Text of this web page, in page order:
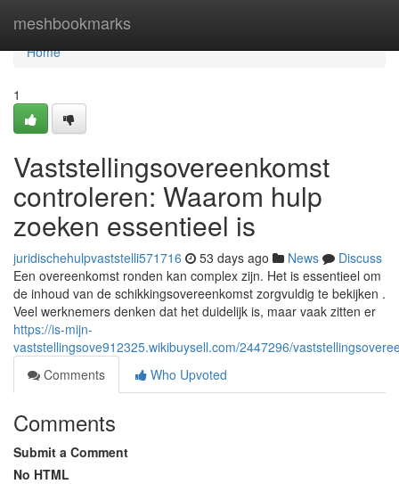
meshbookmarks
Home
Home
1
Vaststellingsovereenkomst
controleren: Waarom hulp
zoeken essentieel is
juridischehulpvaststelli571716 53 days ago News
Discuss
Een overeenkomst ronden kan complex zijn. Het is essentieel om
de inhoud van de schikkingsovereenkomst zorgvuldig te bekijken .
Veel werknemers denken dat het duidelijk is, maar vaak zitten er
https://is-mijn-
vaststellingsove912325.wikibuysell.com/2447296/
Comments
Who Upvoted
Comments
Submit a Comment
No HTML